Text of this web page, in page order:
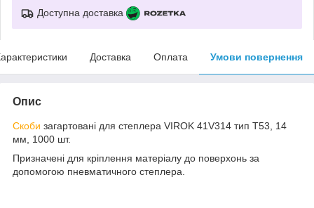
Доступна доставка
Доставка Оплата Умови повернення
Опис
Скоби загартовані для степлера VIROK 41V314 тип Т53, 14
мм, 1000 шт.
Призначені для кріплення матеріалу до поверхонь за
допомогою пневматичного степлера.